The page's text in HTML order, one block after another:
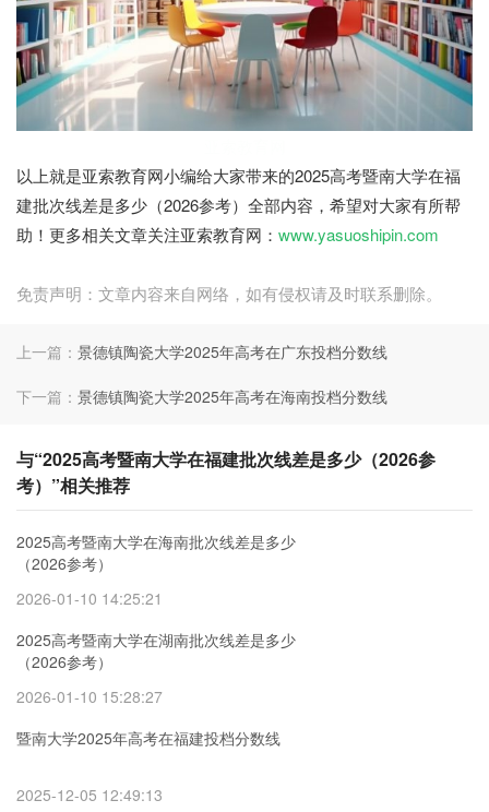
以上就是亚索教育网小编给大家带来的2025高考暨南大学在福
建批次线差是多少（2026参考）全部内容，希望对大家有所帮
助！更多相关文章关注亚索教育网： www.yasuoshipin.com
免责声明：文章内容来自网络，如有侵权请及时联系删除。
上一篇： 景德镇陶瓷大学2025年高考在广东投档分数线
下一篇： 景德镇陶瓷大学2025年高考在海南投档分数线
与“2025高考暨南大学在福建批次线差是多少（2026参
考）”相关推荐
2025高考暨南大学在海南批次线差是多少
（2026参考）
2026-01-10 14:25:21
2025高考暨南大学在湖南批次线差是多少
（2026参考）
2026-01-10 15:28:27
暨南大学2025年高考在福建投档分数线
2025-12-05 12:49:13